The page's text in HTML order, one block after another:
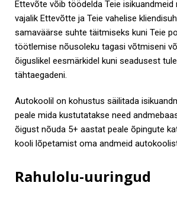
Ettevõte võib töödelda Teie isikuandmeid
vajalik Ettevõtte ja Teie vahelise
samaväärse suhte täitmiseks kuni Teie
töötlemise nõusoleku tagasi võtmiseni
õiguslikel eesmärkidel kuni seadusest
tähtaegadeni.
Autokoolil on kohustus säilitada
peale mida kustutatakse need
õigust nõuda 5+ aastat peale õpingute
kooli lõpetamist oma andmeid
Rahulolu-uuringud